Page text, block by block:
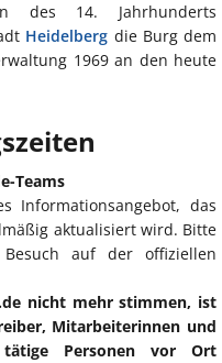
des 14. Jahrhunderts
Heidelberg die Burg dem
1969 an den heute
Teams
Informationsangebot, das
aktualisiert wird. Bitte
auf der offiziellen
nicht mehr stimmen, ist
Mitarbeiterinnen und
Personen vor Ort